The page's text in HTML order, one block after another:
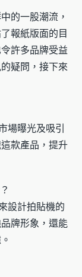
的一股潮流，
報紙版面的目
許多品牌受益
疑問，接下來
場曝光及吸引
款產品，提升
設計拍貼機的
牌形象，還能